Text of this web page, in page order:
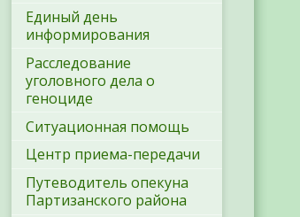
Единый день
информирования
Расследование
уголовного дела о
геноциде
Ситуационная помощь
Центр приема-передачи
Путеводитель опекуна
Партизанского района